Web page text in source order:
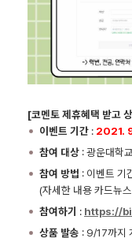
[코멘토 제휴혜택 받고
이벤트 기간 : 2021.
참여 대상 : 광운대학
참여 방법 : 이벤트 기
(자세한 내용 카드뉴
참여하기 : https://
상품 발송 : 9/17까지